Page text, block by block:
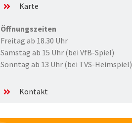
Karte
Öffnungszeiten
Freitag ab 18.30 Uhr
Samstag ab 15 Uhr (bei VfB-Spiel)
Sonntag ab 13 Uhr (bei TVS-Heimspiel)
Kontakt